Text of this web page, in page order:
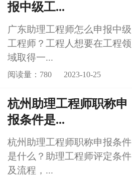
报中级工...
广东助理工程师怎么申报中级
工程师？工程人想要在工程领
域取得一...
阅读量：780 2023-10-25
杭州助理工程师职称申
报条件是...
杭州助理工程师职称申报条件
是什么？助理工程师评定条件
及流程，...